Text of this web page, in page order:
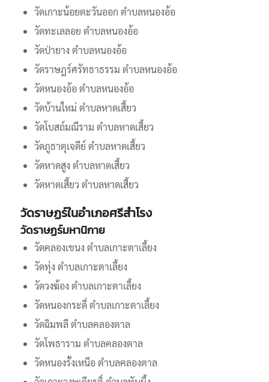
วัดเกาะน้อยตะวันออก ตำบลหนองอ้อ
วัดทะเลลอย ตำบลหนองอ้อ
วัดป่ายาง ตำบลหนองอ้อ
วัดราษฎร์ศรัทธาธรรม ตำบลหนองอ้อ
วัดหนองอ้อ ตำบลหนองอ้อ
วัดบ้านใหม่ ตำบลหาดเสี้ยว
วัดโบสถ์มณีราม ตำบลหาดเสี้ยว
วัดภูธาตุเจดีย์ ตำบลหาดเสี้ยว
วัดหาดสูง ตำบลหาดเสี้ยว
วัดหาดเสี้ยว ตำบลหาดเสี้ยว
วัดราษฏร์ในอำเภอศรีสำโรง
วัดราษฏร์มหานิกาย
วัดคลองเขนง ตำบลเกาะตาเลี้ยง
วัดทุ่ง ตำบลเกาะตาเลี้ยง
วัดวงฆ้อง ตำบลเกาะตาเลี้ยง
วัดหนองกระดี่ ตำบลเกาะตาเลี้ยง
วัดฉิมพลี ตำบลคลองตาล
วัดโพธาราม ตำบลคลองตาล
วัดหนองรั้งเหนือ ตำบลคลองตาล